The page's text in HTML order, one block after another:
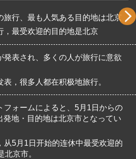
旅行、最も人気ある目的地は北京
，最受欢迎的目的地是北京
発表され、多くの人が旅行に意欲
，很多人都在积极地旅行。
フォームによると、5月1日からの
発地・目的地は北京市となってい
从5月1日开始的连休中最受欢迎的
京市。